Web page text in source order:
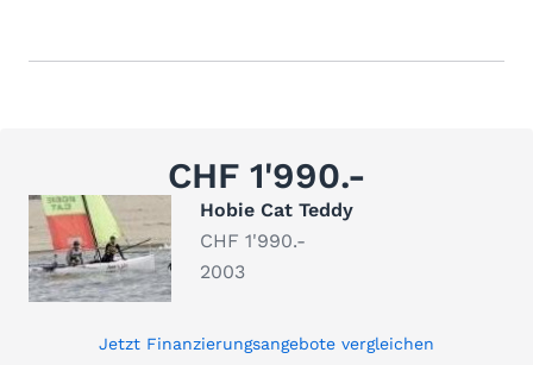
CHF 1'990.-
Hobie Cat Teddy
CHF 1'990.-
2003
Jetzt Finanzierungsangebote vergleichen